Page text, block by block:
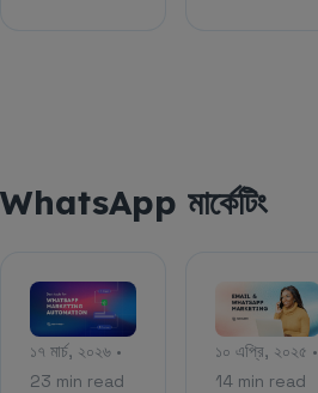
WhatsApp মার্কেটিং
১৭ মার্চ, ২০২৬ •
23 min read
১০ এপ্রি, ২০২৫ •
14 min read